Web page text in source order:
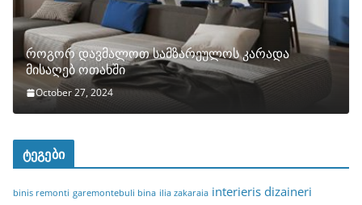
როგორ დავმალოთ სამზარეულოს კარადა
მისაღებ ოთახში
October 27, 2024
ტეგები
binis remonti garemontebuli bina ilia zakaraia interieris dizaineri